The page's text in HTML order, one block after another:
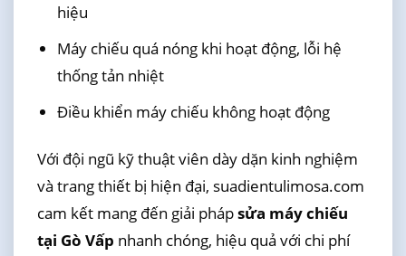
hiệu
Máy chiếu quá nóng khi hoạt động, lỗi hệ
thống tản nhiệt
Điều khiển máy chiếu không hoạt động
Với đội ngũ kỹ thuật viên dày dặn kinh nghiệm
và trang thiết bị hiện đại, suadientulimosa.com
cam kết mang đến giải phápsửa máy chiếu
tại Gò Vấp nhanh chóng, hiệu quả với chi phí